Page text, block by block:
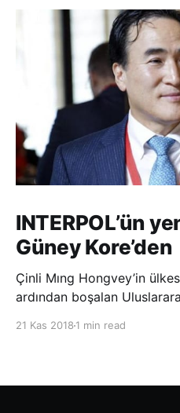
INTERPOL’ün
Güney Kore’den
Çinli Mıng Hongvey’in
ardından boşalan
21 Kas 2018 1 min read